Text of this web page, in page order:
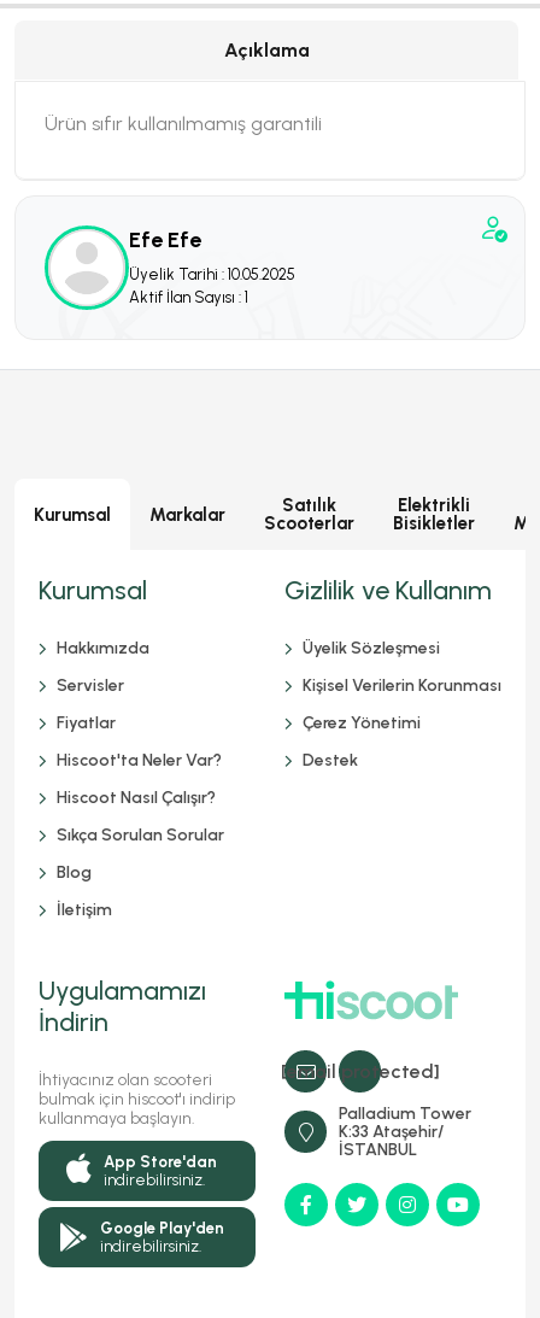
Efe Efe
Üyelik Tarihi : 10.05.2025
Aktif İlan Sayısı : 1
Açıklama
Ürün sıfır kullanılmamış garantili
Kurumsal Markalar
Satılık
Scooterlar
Elektrikli
Bisikletler
[email protected]
Palladium Tower
K:33 Ataşehir/
İSTANBUL
Kurumsal
Hakkımızda
Servisler
Fiyatlar
Hiscoot'ta Neler Var?
Hiscoot Nasıl Çalışır?
Sıkça Sorulan Sorular
Blog
İletişim
Gizlilik ve Kullanım
Üyelik Sözleşmesi
Kişisel Verilerin Korunması
Çerez Yönetimi
Destek
Uygulamamızı
İndirin
İhtiyacınız olan scooteri
bulmak için hiscoot'ı indirip
kullanmaya başlayın.
App Store'dan
indirebilirsiniz.
Google Play'den
indirebilirsiniz.